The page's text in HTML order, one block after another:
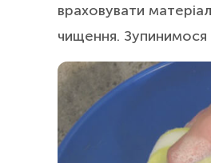
враховувати
чищення. Зупинимося